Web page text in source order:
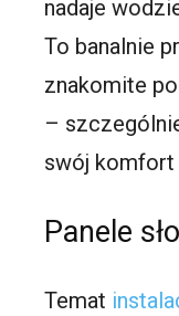
nadaje
To banalnie
znakomite
–
swój komfort
Panele
Temat